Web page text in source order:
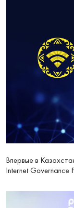
Впервые в
Internet Governance